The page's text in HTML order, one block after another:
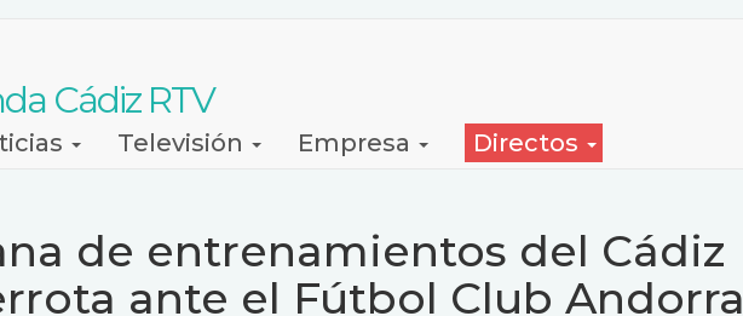
Cádiz RTV
Televisión Empresa Directos
de entrenamientos del Cádiz
ante el Fútbol Club Andorra